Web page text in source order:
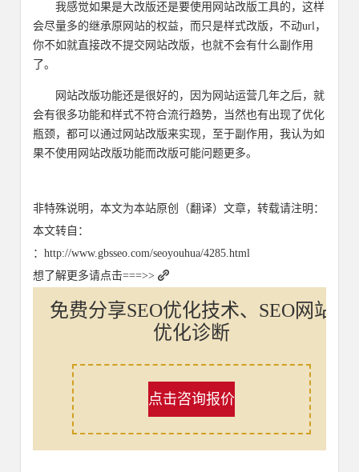
我感觉如果是大改版还是要使用网站改版工具的，这样
会尽量多的继承原网站的权益，而只是样式改版，不动url，
你不如就直接改不提交网站改版，也就不会有什么副作用
了。
网站改版功能还是很好的，因为网站运营几年之后，就
会有很多功能和样式不符合流行趋势，当然也有出现了优化
瓶颈，都可以通过网站改版来实现，至于副作用，我认为如
果不使用网站改版功能而改版可能问题更多。
非特殊说明，本文为本站原创（翻译）文章，转载请注明：
本文转自：
：http://www.gbsseo.com/seoyouhua/4285.html
想了解更多请点击===>>
免费分享SEO优化技术、SEO网站
优化诊断
点击咨询报价